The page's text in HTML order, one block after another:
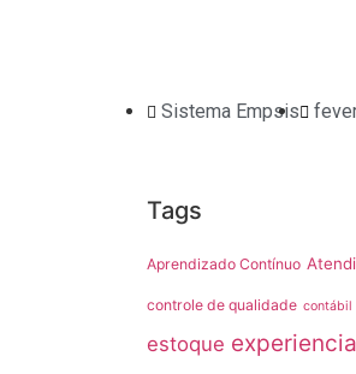
Sistema Empsis
Tags
Aprendizado Contínuo
controle de qualidade contábil
estoque